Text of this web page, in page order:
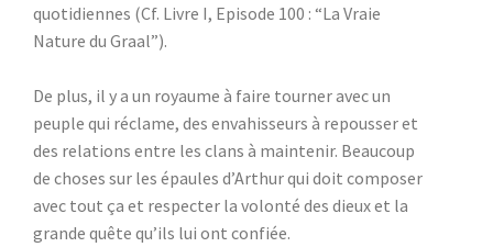
quotidiennes (Cf. Livre I, Episode 100 : “La Vraie
Nature du Graal”).
De plus, il y a un royaume à faire tourner avec un
peuple qui réclame, des envahisseurs à repousser et
des relations entre les clans à maintenir. Beaucoup
de choses sur les épaules d’Arthur qui doit composer
avec tout ça et respecter la volonté des dieux et la
grande quête qu’ils lui ont confiée.